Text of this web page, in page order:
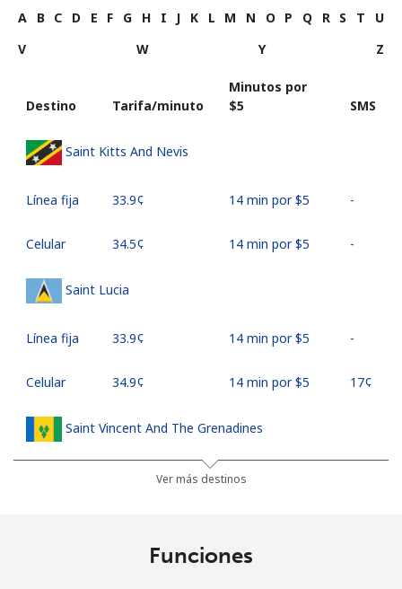
A B C D E F G H I J K L M N O P Q R S T
U
V
W Y Z
Destino Tarifa/minuto
Minutos por
⁦$5⁩
SMS
Saint Kitts And Nevis
Línea fija ⁦33.9¢⁩ 14 min por ⁦$5⁩ -
Celular ⁦34.5¢⁩ 14 min por ⁦$5⁩ -
Saint Lucia
Línea fija ⁦33.9¢⁩ 14 min por ⁦$5⁩ -
Celular ⁦34.9¢⁩ 14 min por ⁦$5⁩ ⁦17¢⁩
Saint Vincent And The Grenadines
16 min por ⁦$5⁩
Ver más destinos
Funciones